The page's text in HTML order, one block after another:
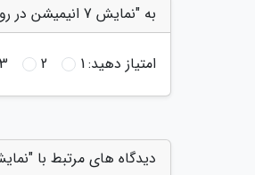
به "نمایش 7 انیمیشن در روزهای هفته ملی کودک" امتیاز دهید
امتیاز دهید:1
2
3
دیدگاه های مرتبط با "نمایش 7 انیمیشن در روزهای هفته ملی